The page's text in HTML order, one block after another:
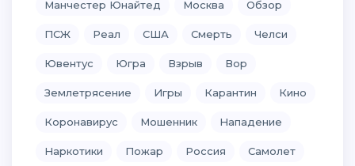
Манчестер Юнайтед Москва Обзор
ПСЖ Реал США Смерть Челси
Ювентус Югра Взрыв Вор
Землетрясение Игры Карантин Кино
Коронавирус Мошенник Нападение
Наркотики Пожар Россия Самолет